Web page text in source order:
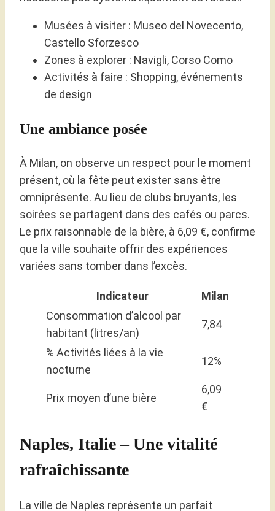
Musées à visiter : Museo del Novecento,
Castello Sforzesco
Zones à explorer : Navigli, Corso Como
Activités à faire : Shopping, événements
de design
Une ambiance posée
À Milan, on observe un respect pour le moment
présent, où la fête peut exister sans être
omniprésente. Au lieu de clubs bruyants, les
soirées se partagent dans des cafés ou parcs.
Le prix raisonnable de la bière, à 6,09 €, confirme
que la ville souhaite offrir des expériences
variées sans tomber dans l’excès.
Indicateur
Milan
Consommation d’alcool par
habitant (litres/an)
7,84
% Activités liées à la vie
nocturne
12%
Prix moyen d’une bière
6,09
€
Naples, Italie – Une vitalité
rafraîchissante
La ville de Naples représente un parfait